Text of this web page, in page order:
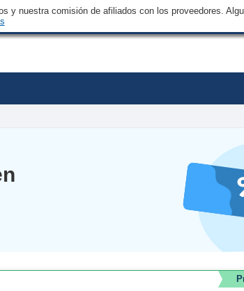
nuestra comisión de afiliados con los proveedores.